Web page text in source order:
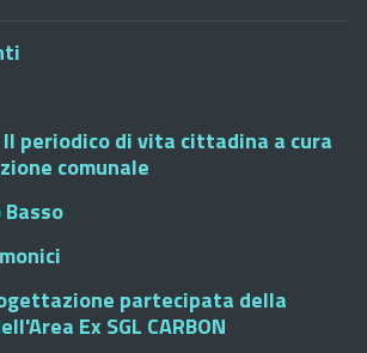
periodico di vita cittadina a cura
comunale
partecipata della
Ex SGL CARBON